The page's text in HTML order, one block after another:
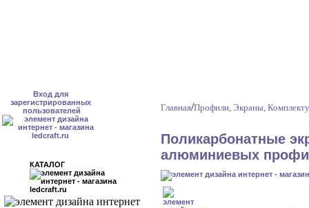
Вход для
зарегистрированных
пользователей
КАТАЛОГ
Главная/Профили, Экраны,
Поликарбонатные
алюминиевых